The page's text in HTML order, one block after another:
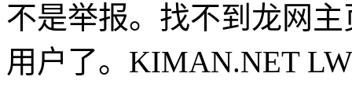
不是举报。找不到龙网
用户了。KIMAN.NET